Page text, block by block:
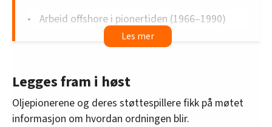
Arbeid offshore i pionertiden (1966–1990)
innenfor boring og brønn eller produksjon og
sammenheng med eksponering for boreslam,
hydrokarboner eller benzen
Etterlatte kan omfattes dersom det
Legges fram i høst
Oljepionerene og deres støttespillere fikk på møtet
informasjon om hvordan ordningen blir.